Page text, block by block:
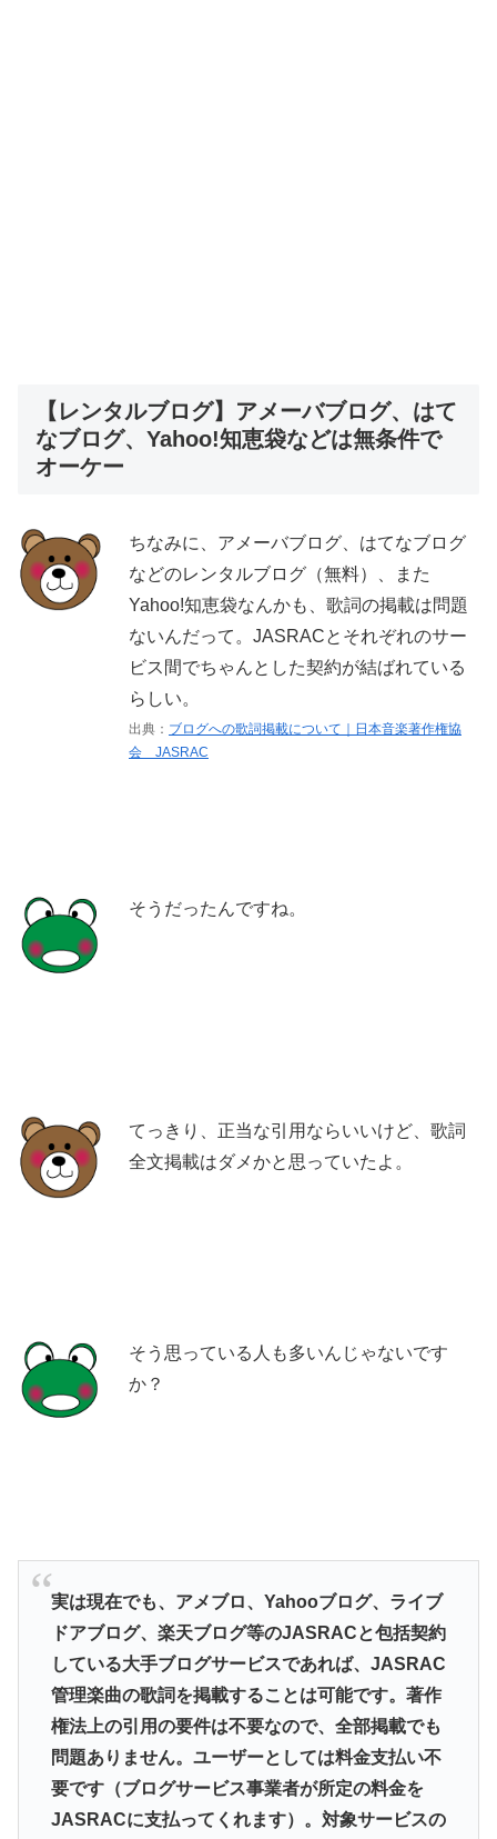
【レンタルブログ】アメーバブログ、はて
なブログ、Yahoo!知恵袋などは無条件で
オーケー
ちなみに、アメーバブログ、はてなブログ
などのレンタルブログ（無料）、また
Yahoo!知恵袋なんかも、歌詞の掲載は問題
ないんだって。JASRACとそれぞれのサー
ビス間でちゃんとした契約が結ばれている
らしい。
出典： ブログへの歌詞掲載について｜日本音楽著作権協
会 JASRAC
そうだったんですね。
てっきり、正当な引用ならいいけど、歌詞
全文掲載はダメかと思っていたよ。
そう思っている人も多いんじゃないです
か？
実は現在でも、アメブロ、Yahooブログ、ライブ
ドアブログ、楽天ブログ等のJASRACと包括契約
している大手ブログサービスであれば、JASRAC
管理楽曲の歌詞を掲載することは可能です。著作
権法上の引用の要件は不要なので、全部掲載でも
問題ありません。ユーザーとしては料金支払い不
要です（ブログサービス事業者が所定の料金を
JASRACに支払ってくれます）。対象サービスの